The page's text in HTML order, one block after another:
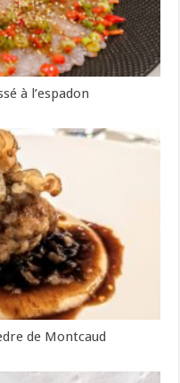
à l’espadon
de Montcaud